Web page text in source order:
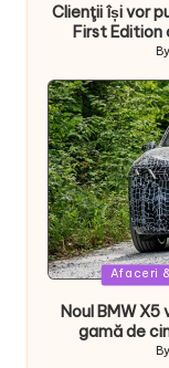
Clienţii își vor
First Edition
By
Posted
Afaceri
Noul BMW X5
gamă de
By